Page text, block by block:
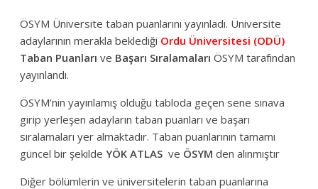
ÖSYM Üniversite taban puanlarını yayınladı. Üniversite
adaylarının merakla beklediği Ordu Üniversitesi (ODÜ)
Taban Puanları ve Başarı Sıralamaları ÖSYM tarafından
yayınlandı.
ÖSYM’nin yayınlamış olduğu tabloda geçen sene sınava
girip yerleşen adayların taban puanları ve başarı
sıralamaları yer almaktadır. Taban puanlarının tamamı
güncel bir şekildeYÖK ATLAS ve ÖSYM den alınmıştır
Diğer bölümlerin ve üniversitelerin taban puanlarına